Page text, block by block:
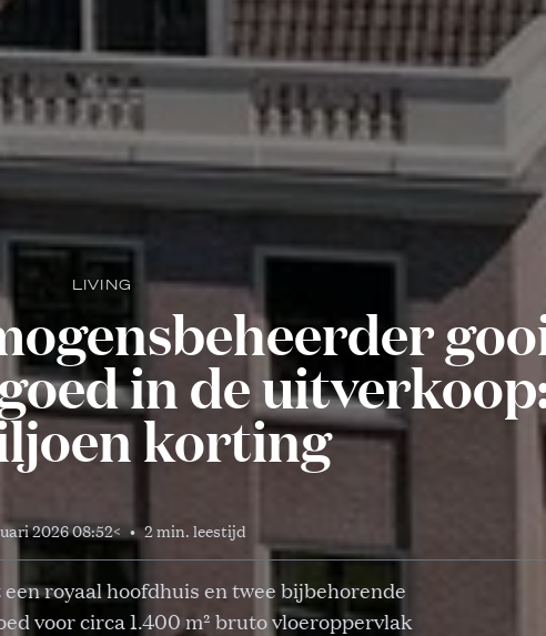
LIVING
in de
korting
2026 08:52< • 2 min. leestijd
royaal hoofdhuis en twee bijbehorende
voor circa 1.400 m² bruto vloeroppervlak